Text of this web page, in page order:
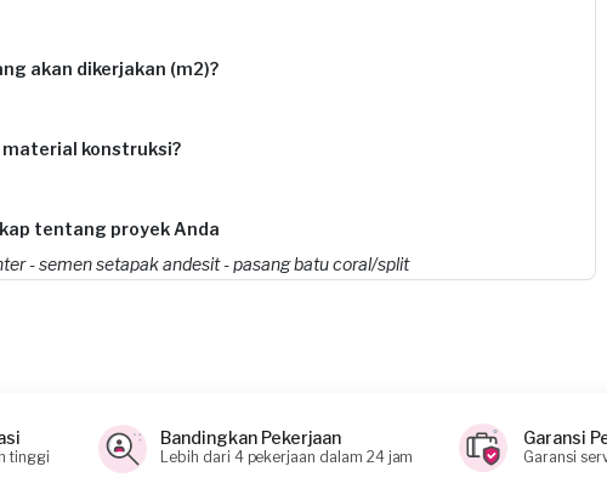
akan dikerjakan (m2)?
material konstruksi?
tentang proyek Anda
- ⁠semen setapak andesit - ⁠pasang batu coral/split
tinggi
Bandingkan Pekerjaan
Lebih dari 4 pekerjaan dalam 24 jam
Garansi
Garansi